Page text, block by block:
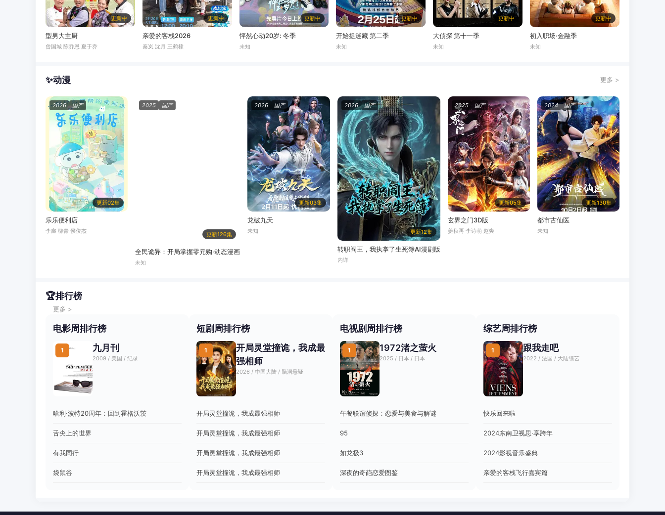
更新中
型男大主厨
曾国城 陈乔恩 夏于乔
更新中
亲爱的客栈2026
秦岚 沈月 王鹤棣
更新中
怦然心动20岁: 冬季
未知
更新中
开始捉迷藏 第二季
未知
更新中
大侦探 第十一季
未知
更新中
初入职场·金融季
未知
✨动漫 更多 >
2026 国产
更新02集
乐乐便利店
李鑫 柳青 侯俊杰
2025 国产
更新126集
全民诡异：开局掌握零元购·动态漫画
未知
2026 国产
更新03集
龙破九天
未知
2026 国产
更新12集
转职阎王，我执掌了生死簿AI漫剧版
内详
2025 国产
更新05集
玄界之门3D版
姜秋再 李诗萌 赵爽
2024 国产
更新130集
都市古仙医
未知
🏆排行榜
更多 >
电影周排行榜
1 九月刊
2009 / 美国 / 纪录
哈利·波特20周年：回到霍格沃茨
舌尖上的世界
有我同行
袋鼠谷
短剧周排行榜
1
开局灵堂撞诡，我成最
强相师
2026 / 中国大陆 / 脑洞悬疑
开局灵堂撞诡，我成最强相师
开局灵堂撞诡，我成最强相师
开局灵堂撞诡，我成最强相师
开局灵堂撞诡，我成最强相师
电视剧周排行榜
1 1972渚之萤火
2025 / 日本 / 日本
午餐联谊侦探：恋爱与美食与解谜
95
如龙极3
深夜的奇葩恋爱图鉴
综艺周排行榜
1 跟我走吧
2022 / 法国 / 大陆综艺
快乐回来啦
2024东南卫视思·享跨年
2024影视音乐盛典
亲爱的客栈飞行嘉宾篇